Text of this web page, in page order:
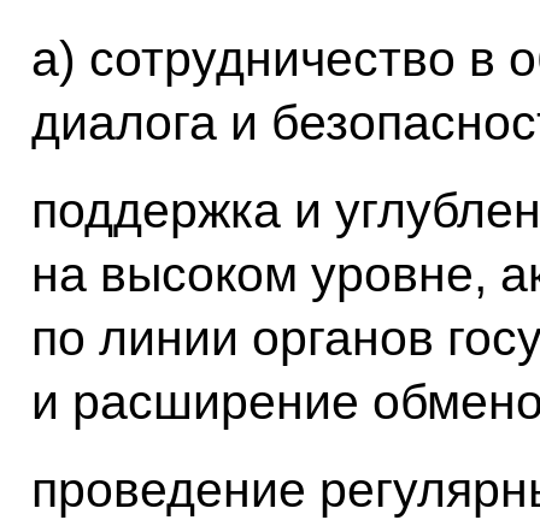
а) сотрудничество в
диалога и
поддержка и
на высоком уровне,
по линии органов
и расширение
проведение